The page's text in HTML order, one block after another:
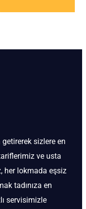
sizlere en
ve usta
her lokmada eşsiz
tadınıza en
servisimizle